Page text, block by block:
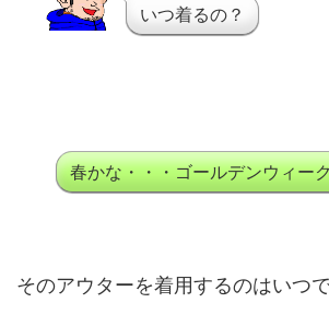
いつ着るの？
春かな・・・ゴールデンウィー
そのアウターを着用するのはいつ